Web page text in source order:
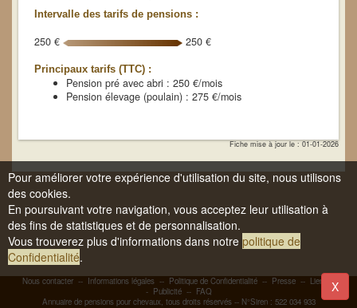
Intervalle des tarifs de pensions :
250 € 250 €
Principaux tarifs (TTC) :
Pension pré avec abri : 250 €/mois
Pension élevage (poulain) : 275 €/mois
Fiche mise à jour le : 01-01-2026
Nous contacter -- Informations légales -- Politique de Confidentialité -- Presse -- Liens
-
- Publicité-- FAQ
Annuaire de pensions pour chevaux, tous droits réservés -- N°Siren : 522 034 933
Pour améliorer votre expérience d'utilisation du site, nous utilisons
des cookies.
En poursuivant votre navigation, vous acceptez leur utilisation à
des fins de statistiques et de personnalisation.
Vous trouverez plus d'informations dans notre politique de
Confidentialité.
X